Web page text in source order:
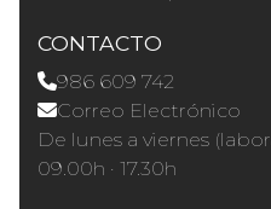
CONTACTO
986 609 742
Correo Electrónico
De lunes a viernes
09.00h · 17.30h